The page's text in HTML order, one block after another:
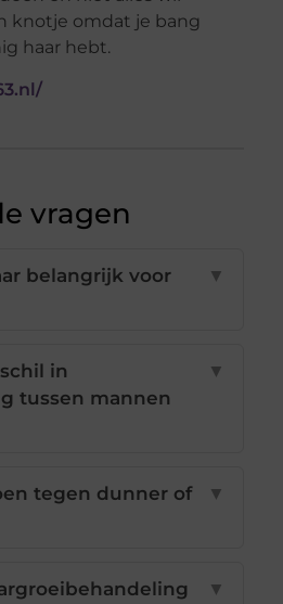
knotje omdat je bang
haar hebt.
vragen
belangrijk voor
▼
in
tussen mannen
▼
tegen dunner of
▼
▼